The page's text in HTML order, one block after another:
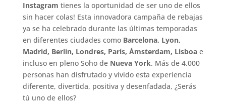
Instagram tienes la oportunidad de ser uno de ellos
sin hacer colas! Esta innovadora campaña de rebajas
ya se ha celebrado durante las últimas temporadas
en diferentes ciudades como Barcelona, Lyon,
Madrid, Berlín, Londres, París, Ámsterdam, Lisboae
incluso en pleno Soho de Nueva York. Más de 4.000
personas han disfrutado y vivido esta experiencia
diferente, divertida, positiva y desenfadada, ¿Serás
tú uno de ellos?